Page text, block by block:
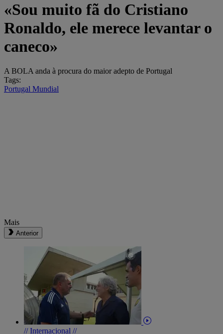
«Sou muito fã do Cristiano
Ronaldo, ele merece levantar o
caneco»
A BOLA anda à procura do maior adepto de Portugal
Tags:
Portugal Mundial
Mais
Anterior
// Internacional //